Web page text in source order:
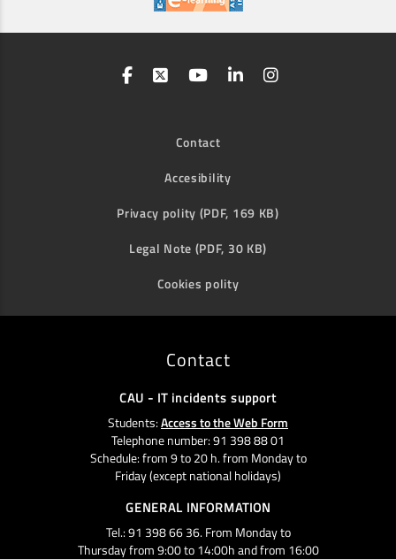
Contact
Accesibility
Privacy polity (PDF, 169 KB)
Legal Note (PDF, 30 KB)
Cookies polity
Contact
CAU - IT incidents support
Students:Access to the Web Form
Telephone number: 91 398 88 01
Schedule: from 9 to 20 h. from Monday to
Friday (except national holidays)
GENERAL INFORMATION
Tel.: 91 398 66 36. From Monday to
Thursday from 9:00 to 14:00h and from 16:00